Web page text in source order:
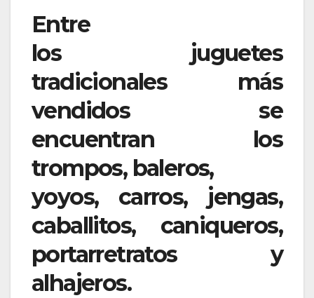
Entre
los juguetes
tradicionales más
vendidos se
encuentran los
trompos, baleros,
yoyos, carros, jengas,
caballitos, caniqueros,
portarretratos y
alhajeros.